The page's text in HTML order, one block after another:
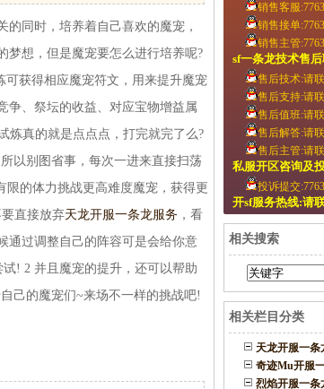
同时，培养着自己喜欢的魔宠，
梦想，但是魔宠要怎么进行培养呢?
获得相应魔宠符文，用来提升魔宠
争、祭坛的收益、对应宝物增益属
炼真的就是点点点，打完就完了么?
以别图省事，每次一进来直接扫荡
限的体力挑战更高难度魔宠，获得更
直接放弃天龙开服一条龙服务 ，看
通过调整自己的阵容可是会给你意
! 2 并且魔宠的提升，还可以帮助
己的魔宠们~来场不一样的挑战吧!
销售客服
销售接单
销售主管
sf一条龙技术售后
售后技术:请
售后支持:请
售后值班:请
售后解答:请
售后主管:请
私服开区咨询及
投诉提交
开sf服务热线:请
相关搜索
相关栏目分类
天龙开服一条
奇迹Mu开服
烈焰开服一条